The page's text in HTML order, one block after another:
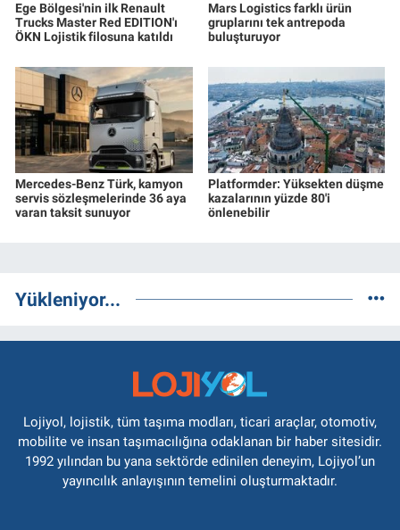
Ege Bölgesi'nin ilk Renault
Trucks Master Red EDITION'ı
ÖKN Lojistik filosuna katıldı
Mars Logistics farklı ürün
gruplarını tek antrepoda
buluşturuyor
Mercedes-Benz Türk, kamyon
servis sözleşmelerinde 36 aya
varan taksit sunuyor
Platformder: Yüksekten düşme
kazalarının yüzde 80'i
önlenebilir
Yükleniyor...
Lojiyol, lojistik, tüm taşıma modları, ticari araçlar, otomotiv,
mobilite ve insan taşımacılığına odaklanan bir haber sitesidir.
1992 yılından bu yana sektörde edinilen deneyim, Lojiyol’un
yayıncılık anlayışının temelini oluşturmaktadır.